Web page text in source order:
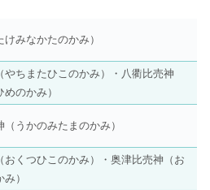
みなかたのかみ）
やちまたひこのかみ）・八衢比売神
めのかみ）
うかのみたまのかみ）
おくつひこのかみ）・奥津比売神（お
）